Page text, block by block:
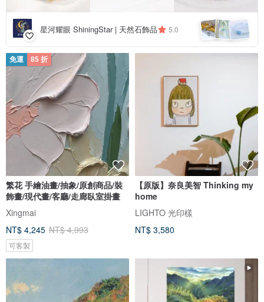
星河耀眼 ShiningStar | 天然石飾品 5.0
免運 85 折
繁花 手繪油畫/抽象/原創商品/裝
飾畫/現代畫/客廳/走廊臥室掛畫
Xingmai
NT$ 4,245 NT$ 4,993
可客製
【原版】奈良美智 Thinking my
home
LIGHTO 光印樣
NT$ 3,580